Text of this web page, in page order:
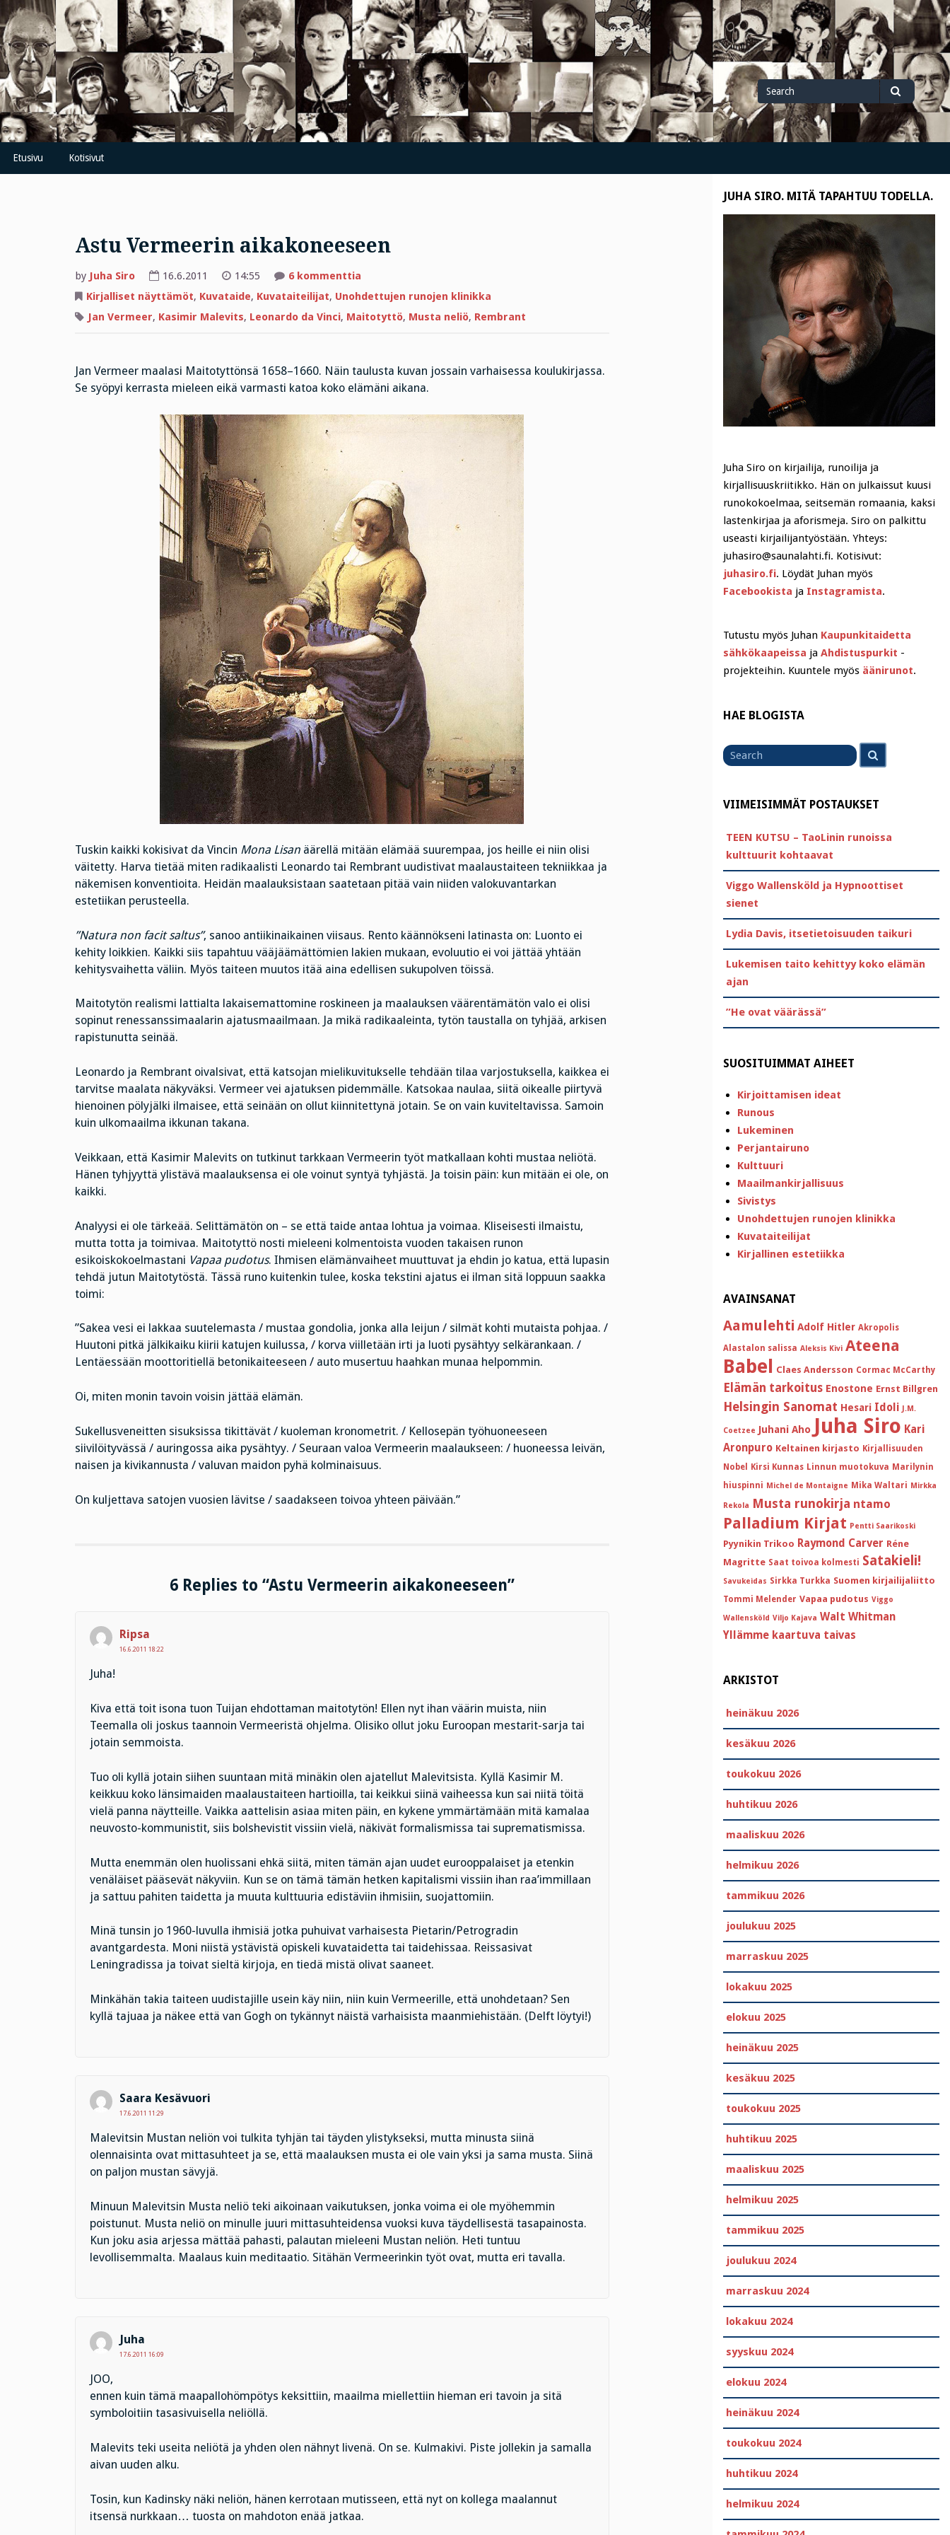
Skip
to
content
Search
for
Search
Etusivu Kotisivut
Astu Vermeerin aikakoneeseen
by Juha Siro 16.6.2011 14:55 6 kommenttiaartikkeliin
Vermeerin
aikakoneeseen
Kirjalliset näyttämöt, Kuvataide, Kuvataiteilijat, Unohdettujen runojen klinikka
Jan Vermeer, Kasimir Malevits, Leonardo da Vinci, Maitotyttö, Musta neliö, Rembrant
Jan Vermeer maalasi Maitotyttönsä 1658–1660. Näin taulusta kuvan jossain varhaisessa koulukirjassa.
Se syöpyi kerrasta mieleen eikä varmasti katoa koko elämäni aikana.
Tuskin kaikki kokisivat da Vincin Mona Lisanäärellä mitään elämää suurempaa, jos heille ei niin olisi
väitetty. Harva tietää miten radikaalisti Leonardo tai Rembrant uudistivat maalaustaiteen tekniikkaa ja
näkemisen konventioita. Heidän maalauksistaan saatetaan pitää vain niiden valokuvantarkan
estetiikan perusteella.
”Natura non facit saltus”, sanoo antiikinaikainen viisaus. Rento käännökseni latinasta on: Luonto ei
kehity loikkien. Kaikki siis tapahtuu vääjäämättömien lakien mukaan, evoluutio ei voi jättää yhtään
kehitysvaihetta väliin. Myös taiteen muutos itää aina edellisen sukupolven töissä.
Maitotytön realismi lattialta lakaisemattomine roskineen ja maalauksen väärentämätön valo ei olisi
sopinut renessanssimaalarin ajatusmaailmaan. Ja mikä radikaaleinta, tytön taustalla on tyhjää, arkisen
rapistunutta seinää.
Leonardo ja Rembrant oivalsivat, että katsojan mielikuvitukselle tehdään tilaa varjostuksella, kaikkea ei
tarvitse maalata näkyväksi. Vermeer vei ajatuksen pidemmälle. Katsokaa naulaa, siitä oikealle piirtyvä
hienoinen pölyjälki ilmaisee, että seinään on ollut kiinnitettynä jotain. Se on vain kuviteltavissa. Samoin
kuin ulkomaailma ikkunan takana.
Veikkaan, että Kasimir Malevits on tutkinut tarkkaan Vermeerin työt matkallaan kohti mustaa neliötä.
Hänen tyhjyyttä ylistävä maalauksensa ei ole voinut syntyä tyhjästä. Ja toisin päin: kun mitään ei ole, on
kaikki.
Analyysi ei ole tärkeää. Selittämätön on – se että taide antaa lohtua ja voimaa. Kliseisesti ilmaistu,
mutta totta ja toimivaa. Maitotyttö nosti mieleeni kolmentoista vuoden takaisen runon
esikoiskokoelmastani Vapaa pudotus. Ihmisen elämänvaiheet muuttuvat ja ehdin jo katua, että lupasin
tehdä jutun Maitotytöstä. Tässä runo kuitenkin tulee, koska tekstini ajatus ei ilman sitä loppuun saakka
toimi:
”Sakea vesi ei lakkaa suutelemasta / mustaa gondolia, jonka alla leijun / silmät kohti mutaista pohjaa. /
Huutoni pitkä jälkikaiku kiirii katujen kuilussa, / korva viilletään irti ja luoti pysähtyy selkärankaan. /
Lentäessään moottoritiellä betonikaiteeseen / auto musertuu haahkan munaa helpommin.
Oi, miten monin tavoin voisin jättää elämän.
Sukellusveneitten sisuksissa tikittävät / kuoleman kronometrit. / Kellosepän työhuoneeseen
siivilöityvässä / auringossa aika pysähtyy. / Seuraan valoa Vermeerin maalaukseen: / huoneessa leivän,
naisen ja kivikannusta / valuvan maidon pyhä kolminaisuus.
On kuljettava satojen vuosien lävitse / saadakseen toivoa yhteen päivään.”
6 Replies to “Astu Vermeerin aikakoneeseen”
Ripsa
16.6.2011 18:22
Juha!
Kiva että toit isona tuon Tuijan ehdottaman maitotytön! Ellen nyt ihan väärin muista, niin
Teemalla oli joskus taannoin Vermeeristä ohjelma. Olisiko ollut joku Euroopan mestarit-sarja tai
jotain semmoista.
Tuo oli kyllä jotain siihen suuntaan mitä minäkin olen ajatellut Malevitsista. Kyllä Kasimir M.
keikkuu koko länsimaiden maalaustaiteen hartioilla, tai keikkui siinä vaiheessa kun sai niitä töitä
vielä panna näytteille. Vaikka aattelisin asiaa miten päin, en kykene ymmärtämään mitä kamalaa
neuvosto-kommunistit, siis bolshevistit vissiin vielä, näkivät formalismissa tai suprematismissa.
Mutta enemmän olen huolissani ehkä siitä, miten tämän ajan uudet eurooppalaiset ja etenkin
venäläiset pääsevät näkyviin. Kun se on tämä tämän hetken kapitalismi vissiin ihan raa’immillaan
ja sattuu pahiten taidetta ja muuta kulttuuria edistäviin ihmisiin, suojattomiin.
Minä tunsin jo 1960-luvulla ihmisiä jotka puhuivat varhaisesta Pietarin/Petrogradin
avantgardesta. Moni niistä ystävistä opiskeli kuvataidetta tai taidehissaa. Reissasivat
Leningradissa ja toivat sieltä kirjoja, en tiedä mistä olivat saaneet.
Minkähän takia taiteen uudistajille usein käy niin, niin kuin Vermeerille, että unohdetaan? Sen
kyllä tajuaa ja näkee että van Gogh on tykännyt näistä varhaisista maanmiehistään. (Delft löytyi!)
Saara Kesävuori
17.6.2011 11:29
Malevitsin Mustan neliön voi tulkita tyhjän tai täyden ylistykseksi, mutta minusta siinä
olennaisinta ovat mittasuhteet ja se, että maalauksen musta ei ole vain yksi ja sama musta. Siinä
on paljon mustan sävyjä.
Minuun Malevitsin Musta neliö teki aikoinaan vaikutuksen, jonka voima ei ole myöhemmin
poistunut. Musta neliö on minulle juuri mittasuhteidensa vuoksi kuva täydellisestä tasapainosta.
Kun joku asia arjessa mättää pahasti, palautan mieleeni Mustan neliön. Heti tuntuu
levollisemmalta. Maalaus kuin meditaatio. Sitähän Vermeerinkin työt ovat, mutta eri tavalla.
Juha
17.6.2011 16:09
JOO,
ennen kuin tämä maapallohömpötys keksittiin, maailma miellettiin hieman eri tavoin ja sitä
symboloitiin tasasivuisella neliöllä.
Malevits teki useita neliötä ja yhden olen nähnyt livenä. On se. Kulmakivi. Piste jollekin ja samalla
aivan uuden alku.
Tosin, kun Kadinsky näki neliön, hänen kerrotaan mutisseen, että nyt on kollega maalannut
itsensä nurkkaan… tuosta on mahdoton enää jatkaa.
JUHA SIRO. MITÄ TAPAHTUU TODELLA.
Juha Siro on kirjailija, runoilija ja
kirjallisuuskriitikko. Hän on julkaissut kuusi
runokokoelmaa, seitsemän romaania, kaksi
lastenkirjaa ja aforismeja. Siro on palkittu
useasti kirjailijantyöstään. Yhteys:
juhasiro@saunalahti.fi. Kotisivut:
juhasiro.fi. Löydät Juhan myös
Facebookista ja Instagramista.
Tutustu myös Juhan Kaupunkitaidetta
sähkökaapeissa ja Ahdistuspurkit -
projekteihin. Kuuntele myös äänirunot.
HAE BLOGISTA
for
VIIMEISIMMÄT POSTAUKSET
TEEN KUTSU – TaoLinin runoissa
kulttuurit kohtaavat
Viggo Wallensköld ja Hypnoottiset
sienet
Lydia Davis, itsetietoisuuden taikuri
Lukemisen taito kehittyy koko elämän
ajan
”He ovat väärässä”
SUOSITUIMMAT AIHEET
Kirjoittamisen ideat
Runous
Lukeminen
Perjantairuno
Kulttuuri
Maailmankirjallisuus
Sivistys
Unohdettujen runojen klinikka
Kuvataiteilijat
Kirjallinen estetiikka
AVAINSANAT
Aamulehti Adolf Hitler Akropolis
Alastalon salissa Aleksis Kivi Ateena
Babel Claes Andersson Cormac McCarthy
Elämän tarkoitus Enostone Ernst Billgren
Helsingin Sanomat Hesari Idoli J.M.
Coetzee Juhani Aho Juha Siro Kari
Aronpuro Keltainen kirjasto Kirjallisuuden
Nobel
Kirsi Kunnas Linnun muotokuva Marilynin
hiuspinni Michel de Montaigne Mika Waltari Mirkka
Rekola Musta runokirja ntamo
Palladium Kirjat Pentti Saarikoski
Pyynikin Trikoo Raymond Carver Réne
Magritte Saat toivoa kolmesti Satakieli!
Savukeidas Sirkka Turkka Suomen kirjailijaliitto
Tommi Melender Vapaa pudotus Viggo
Wallensköld Viljo Kajava Walt Whitman
Yllämme kaartuva taivas
ARKISTOT
heinäkuu 2026
kesäkuu 2026
toukokuu 2026
huhtikuu 2026
maaliskuu 2026
helmikuu 2026
tammikuu 2026
joulukuu 2025
marraskuu 2025
lokakuu 2025
elokuu 2025
heinäkuu 2025
kesäkuu 2025
toukokuu 2025
huhtikuu 2025
maaliskuu 2025
helmikuu 2025
tammikuu 2025
joulukuu 2024
marraskuu 2024
lokakuu 2024
syyskuu 2024
elokuu 2024
heinäkuu 2024
toukokuu 2024
huhtikuu 2024
helmikuu 2024